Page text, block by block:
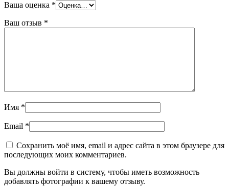
Ваша оценка *
Ваш отзыв *
Имя *
Email *
Сохранить моё имя, email и адрес сайта в этом браузере для
последующих моих комментариев.
Вы должны войти в систему, чтобы иметь возможность
добавлять фотографии к вашему отзыву.